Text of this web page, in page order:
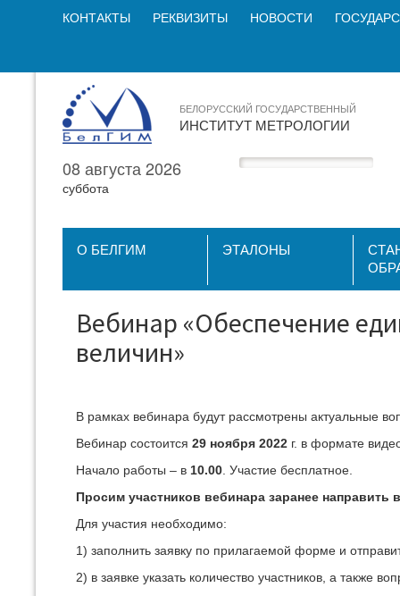
КОНТАКТЫ РЕКВИЗИТЫ НОВОСТИ
БЕЛОРУССКИЙ ГОСУДАРСТВЕННЫЙ
ИНСТИТУТ МЕТРОЛОГИИ
08 августа 2026
суббота
О БЕЛГИМ ЭТАЛОНЫ
Вебинар «Обеспечение
величин»
В рамках вебинара будут рассмотрены актуальные
Вебинар состоится 29 ноября 2022 г. в формате
Начало работы – в 10.00 . Участие бесплатное.
Просим участников вебинара заранее направить
Для участия необходимо:
1) заполнить заявку по прилагаемой форме и
2) в заявке указать количество участников, а также